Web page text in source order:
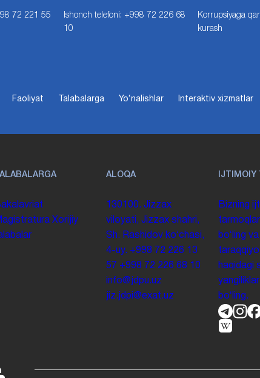
72 221 55
Ishonch telefoni: +998 72 226 68
10
Korrupsiyaga
kurash
Faoliyat Talabalarga Yo‘nalishlar Interaktiv xizmatlar
Xorijiy
ALOQA
130100. Jizzax
viloyati, Jizzax shahri,
Sh. Rashidov koʻchasi,
4-uy. +998 72 226 13
57 +998 72 226 68 10
info@jdpu.uz
jiz.jdpi@exat.uz
IJTIMOIY
Bizning
boʻling va
haqidagi
boʻling.